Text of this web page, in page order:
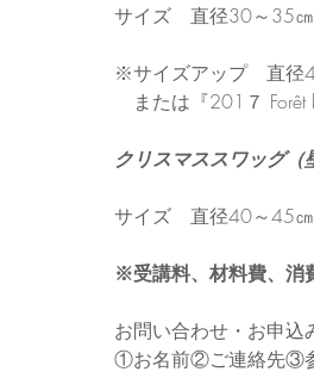
サイズ　直径30～35
※サイズアップ　直径
または『201７ Forêt
クリスマススワッグ（
サイズ　直径40～45
※受講料、材料費、消
お問い合わせ・お申込
①お名前②ご連絡先③